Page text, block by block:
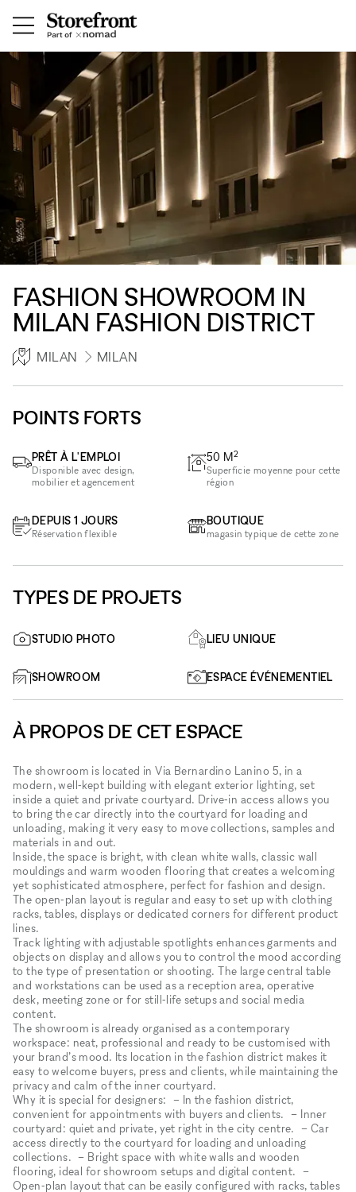
FASHION SHOWROOM IN
MILAN FASHION DISTRICT
MILAN MILAN
POINTS FORTS
PRÊT À L'EMPLOI
Disponible avec design,
mobilier et agencement
DEPUIS 1 JOURS
Réservation flexible
50 M2
Superficie moyenne pour cette
région
BOUTIQUE
magasin typique de cette zone
TYPES DE PROJETS
STUDIO PHOTO LIEU UNIQUE
SHOWROOM ESPACE ÉVÉNEMENTIEL
À PROPOS DE CET ESPACE
The showroom is located in Via Bernardino Lanino 5, in a
modern, well‑kept building with elegant exterior lighting, set
inside a quiet and private courtyard. Drive‑in access allows you
to bring the car directly into the courtyard for loading and
unloading, making it very easy to move collections, samples and
materials in and out.
Inside, the space is bright, with clean white walls, classic wall
mouldings and warm wooden flooring that creates a welcoming
yet sophisticated atmosphere, perfect for fashion and design.
The open‑plan layout is regular and easy to set up with clothing
racks, tables, displays or dedicated corners for different product
lines.
Track lighting with adjustable spotlights enhances garments and
objects on display and allows you to control the mood according
to the type of presentation or shooting. The large central table
and workstations can be used as a reception area, operative
desk, meeting zone or for still‑life setups and social media
content.
The showroom is already organised as a contemporary
workspace: neat, professional and ready to be customised with
your brand’s mood. Its location in the fashion district makes it
easy to welcome buyers, press and clients, while maintaining the
privacy and calm of the inner courtyard.
Why it is special for designers: – In the fashion district,
convenient for appointments with buyers and clients. – Inner
courtyard: quiet and private, yet right in the city centre. – Car
access directly to the courtyard for loading and unloading
collections. – Bright space with white walls and wooden
flooring, ideal for showroom setups and digital content. –
Open‑plan layout that can be easily configured with racks, tables